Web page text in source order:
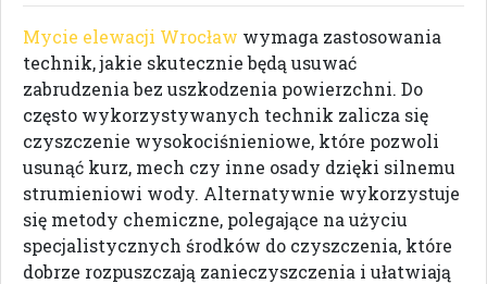
Mycie elewacji Wrocław wymaga zastosowania
technik, jakie skutecznie będą usuwać
zabrudzenia bez uszkodzenia powierzchni. Do
często wykorzystywanych technik zalicza się
czyszczenie wysokociśnieniowe, które pozwoli
usunąć kurz, mech czy inne osady dzięki silnemu
strumieniowi wody. Alternatywnie wykorzystuje
się metody chemiczne, polegające na użyciu
specjalistycznych środków do czyszczenia, które
dobrze rozpuszczają zanieczyszczenia i ułatwiają